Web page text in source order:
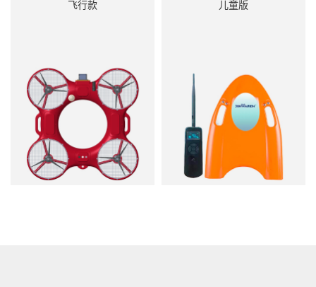
飞行款 儿童版